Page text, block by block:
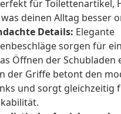
für Toilettenartikel,
was deinen Alltag besser
Details: Elegante
sorgen für
Öffnen der Schubladen
der Griffe betont den
und sorgt gleichzeitig